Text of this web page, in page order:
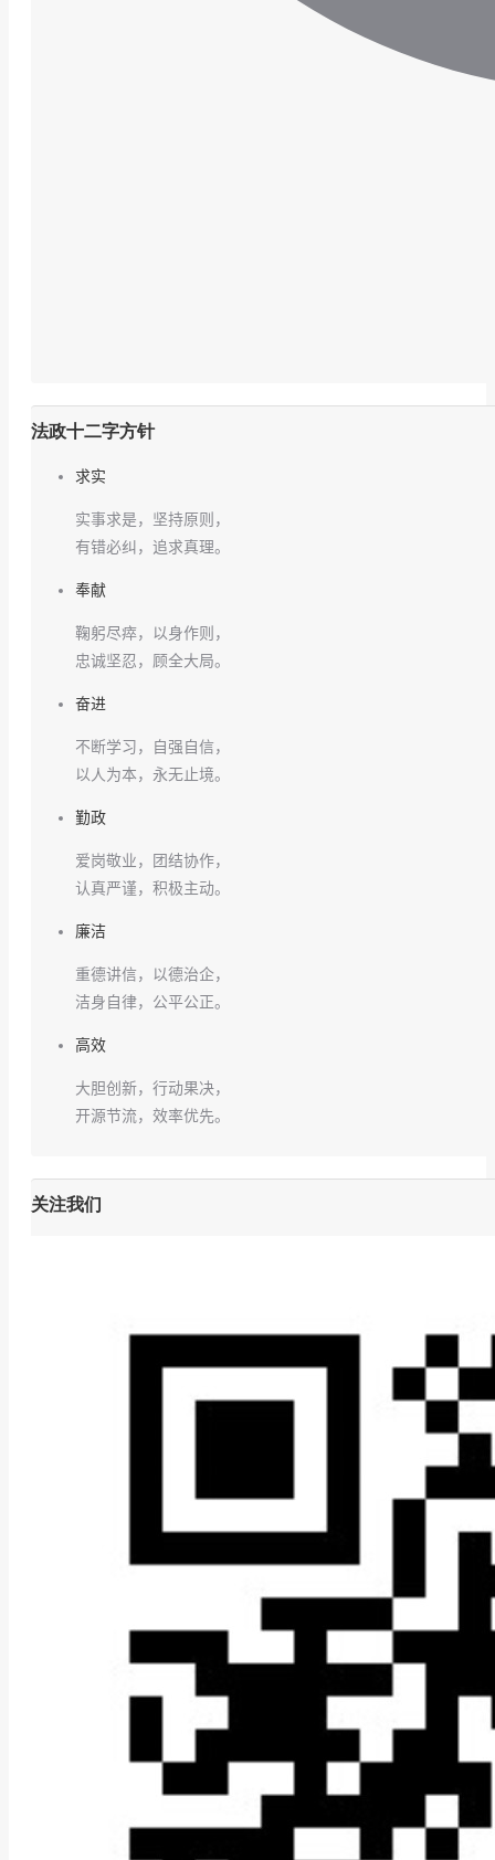
法政十二字方针
求实
实事求是，坚持原则，
有错必纠，追求真理。
奉献
鞠躬尽瘁，以身作则，
忠诚坚忍，顾全大局。
奋进
不断学习，自强自信，
以人为本，永无止境。
勤政
爱岗敬业，团结协作，
认真严谨，积极主动。
廉洁
重德讲信，以德治企，
洁身自律，公平公正。
高效
大胆创新，行动果决，
开源节流，效率优先。
关注我们